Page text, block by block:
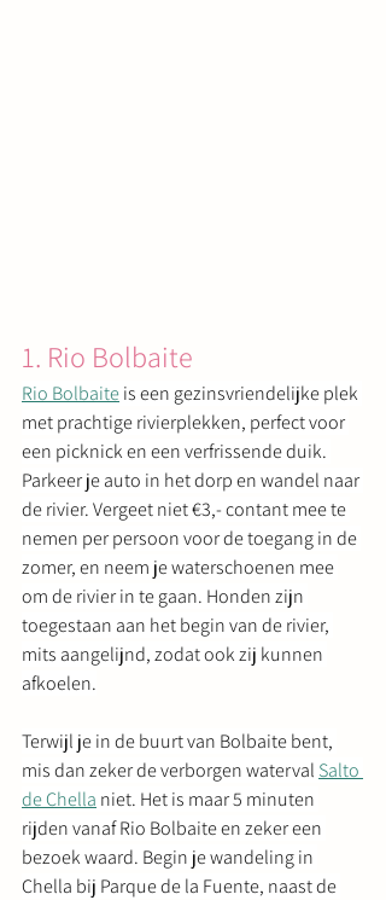
1. Rio Bolbaite
Rio Bolbaite is een gezinsvriendelijke plek
met prachtige rivierplekken, perfect voor
een picknick en een verfrissende duik.
Parkeer je auto in het dorp en wandel naar
de rivier. Vergeet niet €3,- contant mee te
nemen per persoon voor de toegang in de
zomer, en neem je waterschoenen mee
om de rivier in te gaan. Honden zijn
toegestaan aan het begin van de rivier,
mits aangelijnd, zodat ook zij kunnen
afkoelen.
Terwijl je in de buurt van Bolbaite bent,
mis dan zeker de verborgen waterval Salto
de Chella niet. Het is maar 5 minuten
rijden vanaf Rio Bolbaite en zeker een
bezoek waard. Begin je wandeling in
Chella bij Parque de la Fuente, naast de